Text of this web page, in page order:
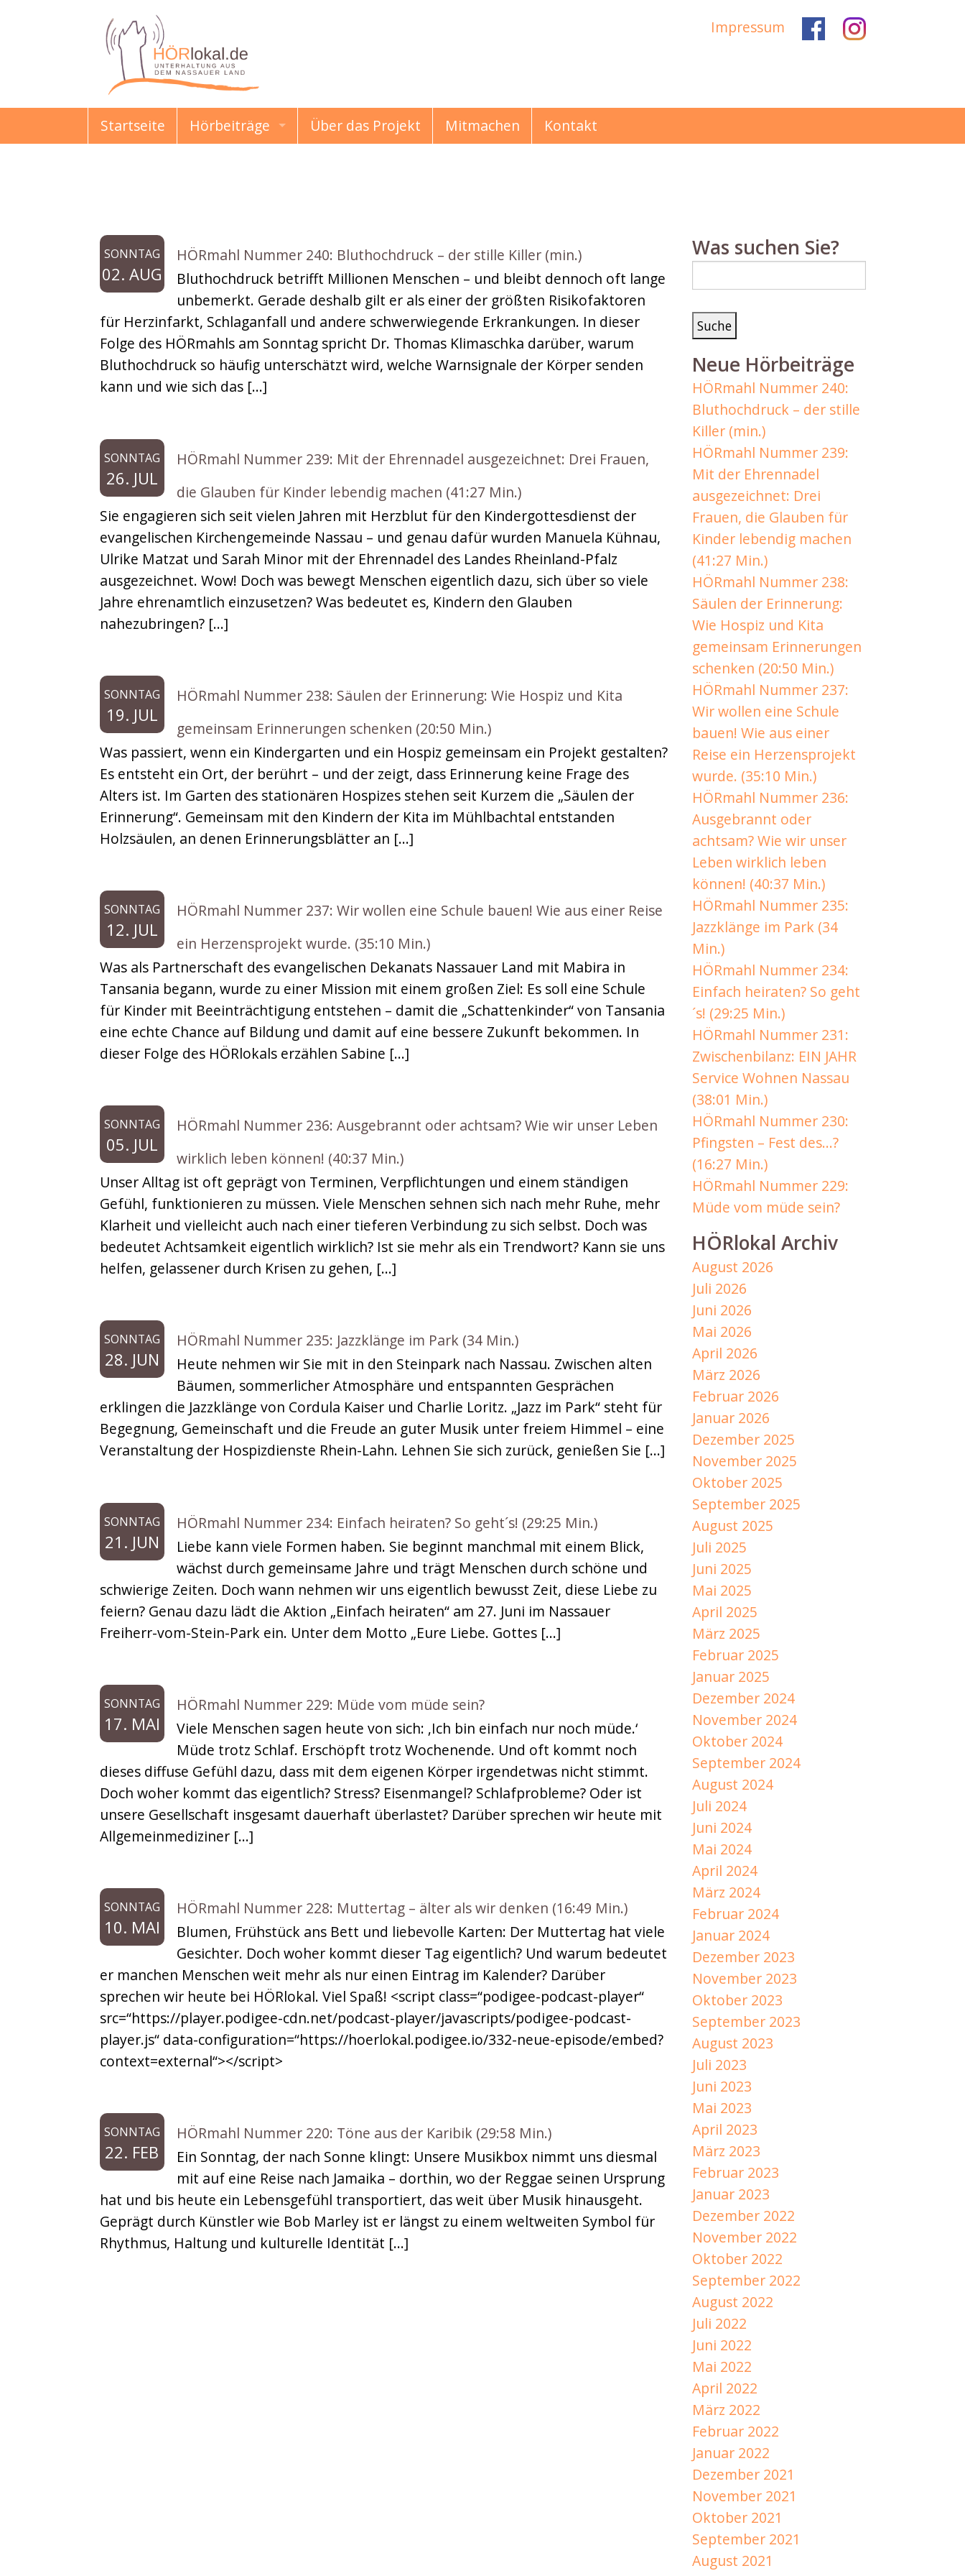
Impressum
Startseite
Hörbeiträge
Erzählungen & Geschichten
Kindermund
Musikbox
Sonderfolgen
Über das Projekt Mitmachen Kontakt
SONNTAG
02. AUG
HÖRmahl Nummer 240: Bluthochdruck – der stille Killer (min.)
Bluthochdruck betrifft Millionen Menschen – und bleibt dennoch oft lange
unbemerkt. Gerade deshalb gilt er als einer der größten Risikofaktoren
für Herzinfarkt, Schlaganfall und andere schwerwiegende Erkrankungen. In dieser
Folge des HÖRmahls am Sonntag spricht Dr. Thomas Klimaschka darüber, warum
Bluthochdruck so häufig unterschätzt wird, welche Warnsignale der Körper senden
kann und wie sich das […]
SONNTAG
26. JUL
HÖRmahl Nummer 239: Mit der Ehrennadel ausgezeichnet: Drei Frauen,
die Glauben für Kinder lebendig machen (41:27 Min.)
Sie engagieren sich seit vielen Jahren mit Herzblut für den Kindergottesdienst der
evangelischen Kirchengemeinde Nassau – und genau dafür wurden Manuela Kühnau,
Ulrike Matzat und Sarah Minor mit der Ehrennadel des Landes Rheinland-Pfalz
ausgezeichnet. Wow! Doch was bewegt Menschen eigentlich dazu, sich über so viele
Jahre ehrenamtlich einzusetzen? Was bedeutet es, Kindern den Glauben
nahezubringen? […]
SONNTAG
19. JUL
HÖRmahl Nummer 238: Säulen der Erinnerung: Wie Hospiz und Kita
gemeinsam Erinnerungen schenken (20:50 Min.)
Was passiert, wenn ein Kindergarten und ein Hospiz gemeinsam ein Projekt gestalten?
Es entsteht ein Ort, der berührt – und der zeigt, dass Erinnerung keine Frage des
Alters ist. Im Garten des stationären Hospizes stehen seit Kurzem die „Säulen der
Erinnerung“. Gemeinsam mit den Kindern der Kita im Mühlbachtal entstanden
Holzsäulen, an denen Erinnerungsblätter an […]
SONNTAG
12. JUL
HÖRmahl Nummer 237: Wir wollen eine Schule bauen! Wie aus einer Reise
ein Herzensprojekt wurde. (35:10 Min.)
Was als Partnerschaft des evangelischen Dekanats Nassauer Land mit Mabira in
Tansania begann, wurde zu einer Mission mit einem großen Ziel: Es soll eine Schule
für Kinder mit Beeinträchtigung entstehen – damit die „Schattenkinder“ von Tansania
eine echte Chance auf Bildung und damit auf eine bessere Zukunft bekommen. In
dieser Folge des HÖRlokals erzählen Sabine […]
SONNTAG
05. JUL
HÖRmahl Nummer 236: Ausgebrannt oder achtsam? Wie wir unser Leben
wirklich leben können! (40:37 Min.)
Unser Alltag ist oft geprägt von Terminen, Verpflichtungen und einem ständigen
Gefühl, funktionieren zu müssen. Viele Menschen sehnen sich nach mehr Ruhe, mehr
Klarheit und vielleicht auch nach einer tieferen Verbindung zu sich selbst. Doch was
bedeutet Achtsamkeit eigentlich wirklich? Ist sie mehr als ein Trendwort? Kann sie uns
helfen, gelassener durch Krisen zu gehen, […]
SONNTAG
28. JUN
HÖRmahl Nummer 235: Jazzklänge im Park (34 Min.)
Heute nehmen wir Sie mit in den Steinpark nach Nassau. Zwischen alten
Bäumen, sommerlicher Atmosphäre und entspannten Gesprächen
erklingen die Jazzklänge von Cordula Kaiser und Charlie Loritz. „Jazz im Park“ steht für
Begegnung, Gemeinschaft und die Freude an guter Musik unter freiem Himmel – eine
Veranstaltung der Hospizdienste Rhein-Lahn. Lehnen Sie sich zurück, genießen Sie […]
SONNTAG
21. JUN
HÖRmahl Nummer 234: Einfach heiraten? So geht´s! (29:25 Min.)
Liebe kann viele Formen haben. Sie beginnt manchmal mit einem Blick,
wächst durch gemeinsame Jahre und trägt Menschen durch schöne und
schwierige Zeiten. Doch wann nehmen wir uns eigentlich bewusst Zeit, diese Liebe zu
feiern? Genau dazu lädt die Aktion „Einfach heiraten“ am 27. Juni im Nassauer
Freiherr-vom-Stein-Park ein. Unter dem Motto „Eure Liebe. Gottes […]
SONNTAG
17. MAI
HÖRmahl Nummer 229: Müde vom müde sein?
Viele Menschen sagen heute von sich: ‚Ich bin einfach nur noch müde.‘
Müde trotz Schlaf. Erschöpft trotz Wochenende. Und oft kommt noch
dieses diffuse Gefühl dazu, dass mit dem eigenen Körper irgendetwas nicht stimmt.
Doch woher kommt das eigentlich? Stress? Eisenmangel? Schlafprobleme? Oder ist
unsere Gesellschaft insgesamt dauerhaft überlastet? Darüber sprechen wir heute mit
Allgemeinmediziner […]
SONNTAG
10. MAI
HÖRmahl Nummer 228: Muttertag – älter als wir denken (16:49 Min.)
Blumen, Frühstück ans Bett und liebevolle Karten: Der Muttertag hat viele
Gesichter. Doch woher kommt dieser Tag eigentlich? Und warum bedeutet
er manchen Menschen weit mehr als nur einen Eintrag im Kalender? Darüber
sprechen wir heute bei HÖRlokal. Viel Spaß! <script class=“podigee-podcast-player“
src=“https://player.podigee-cdn.net/podcast-player/javascripts/podigee-podcast-
player.js“ data-configuration=“https://hoerlokal.podigee.io/332-neue-episode/embed?
context=external“></script>
SONNTAG
22. FEB
HÖRmahl Nummer 220: Töne aus der Karibik (29:58 Min.)
Ein Sonntag, der nach Sonne klingt: Unsere Musikbox nimmt uns diesmal
mit auf eine Reise nach Jamaika – dorthin, wo der Reggae seinen Ursprung
hat und bis heute ein Lebensgefühl transportiert, das weit über Musik hinausgeht.
Geprägt durch Künstler wie Bob Marley ist er längst zu einem weltweiten Symbol für
Rhythmus, Haltung und kulturelle Identität […]
Was suchen Sie?
Neue Hörbeiträge
HÖRmahl Nummer 240:
Bluthochdruck – der stille
Killer (min.)
HÖRmahl Nummer 239:
Mit der Ehrennadel
ausgezeichnet: Drei
Frauen, die Glauben für
Kinder lebendig machen
(41:27 Min.)
HÖRmahl Nummer 238:
Säulen der Erinnerung:
Wie Hospiz und Kita
gemeinsam Erinnerungen
schenken (20:50 Min.)
HÖRmahl Nummer 237:
Wir wollen eine Schule
bauen! Wie aus einer
Reise ein Herzensprojekt
wurde. (35:10 Min.)
HÖRmahl Nummer 236:
Ausgebrannt oder
achtsam? Wie wir unser
Leben wirklich leben
können! (40:37 Min.)
HÖRmahl Nummer 235:
Jazzklänge im Park (34
Min.)
HÖRmahl Nummer 234:
Einfach heiraten? So geht
´s! (29:25 Min.)
HÖRmahl Nummer 231:
Zwischenbilanz: EIN JAHR
Service Wohnen Nassau
(38:01 Min.)
HÖRmahl Nummer 230:
Pfingsten – Fest des…?
(16:27 Min.)
HÖRmahl Nummer 229:
Müde vom müde sein?
HÖRlokal Archiv
August 2026
Juli 2026
Juni 2026
Mai 2026
April 2026
März 2026
Februar 2026
Januar 2026
Dezember 2025
November 2025
Oktober 2025
September 2025
August 2025
Juli 2025
Juni 2025
Mai 2025
April 2025
März 2025
Februar 2025
Januar 2025
Dezember 2024
November 2024
Oktober 2024
September 2024
August 2024
Juli 2024
Juni 2024
Mai 2024
April 2024
März 2024
Februar 2024
Januar 2024
Dezember 2023
November 2023
Oktober 2023
September 2023
August 2023
Juli 2023
Juni 2023
Mai 2023
April 2023
März 2023
Februar 2023
Januar 2023
Dezember 2022
November 2022
Oktober 2022
September 2022
August 2022
Juli 2022
Juni 2022
Mai 2022
April 2022
März 2022
Februar 2022
Januar 2022
Dezember 2021
November 2021
Oktober 2021
September 2021
August 2021